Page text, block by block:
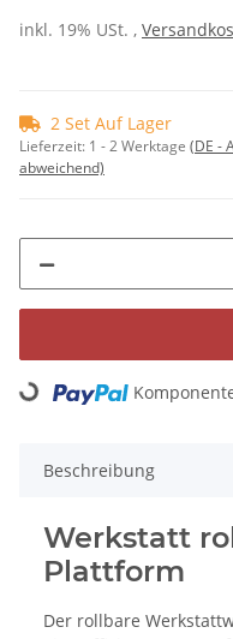
inkl. 19% USt. ,
2 Set Auf Lager
Lieferzeit: 1 - 2 Werktage (DE -
abweichend)
Loading...
Beschreibung
Werkstatt
Plattform
Der rollbare